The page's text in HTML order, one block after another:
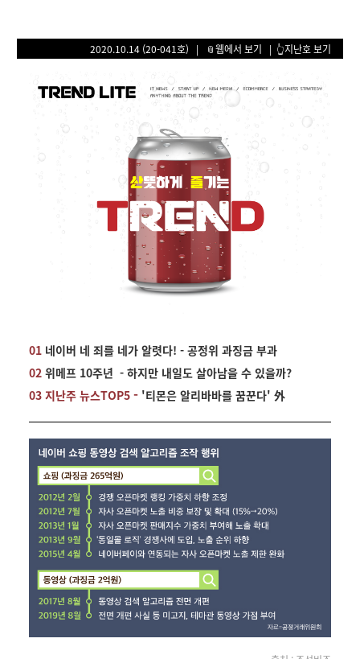
2020.10.14 (20-041호) | 📎웹에서 보기 | 👆지난호 보기
01 네이버 네 죄를 네가 알렷다! - 공정위 과징금 부과
02 위메프 10주년 - 하지만 내일도 살아남을 수 있을까?
03 지난주 뉴스TOP5 - '티몬은 알리바바를 꿈꾼다' 外